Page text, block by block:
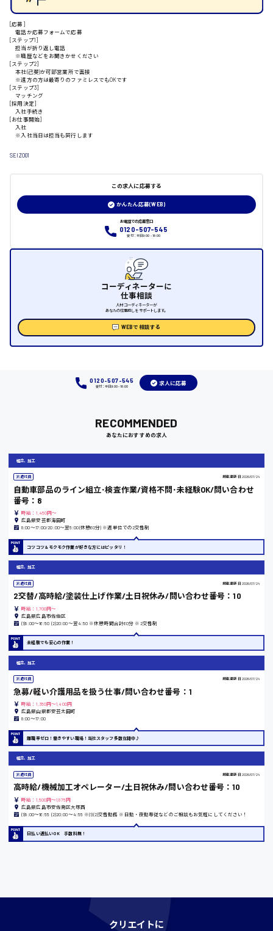
山口県
大竹市
竹原市
東京都
島根県
愛知県
宮城県
神奈川県
日給制すべて
時給1300円〜
[応募]
電話か応募フォームで応募
[ステップ1]
担当が折り返し電話
※職歴などをお聞きかせください
[ステップ2]
本社(己斐)か可部営業所で面接
※遠方の方は最寄りのファミレスでもOKです
[ステップ3]
マッチング
[採用決定]
入社手続き
[お仕事開始]
入社
※入社当日は担当も同行します
SEIZO01
この求人に応募する
かんたん応募(WEB)
お電話での応募窓口
0120-507-545
受付：平日9:00 - 18:00
コーディネーターに
仕事相談
人材コーディネーターが
あなたの仕事探しをサポートします。
WEBで相談する
0120-507-545
受付：平日9:00 - 18:00
求人に応募
RECOMMENDED
あなたにおすすめの求人
組立、加工
派遣社員 掲載更新日 2026/07/24
自動車部品のライン組立･検査作業/資格不問･未経験OK/問い合わせ
番号：8
時給：1,450円～
広島県安芸郡海田町
8:00〜17:00/20:00〜翌5:00(休憩60分) ※週単位での2交替制
コツコツ＆モクモク作業が好きな方にはピッタリ！
組立、加工
派遣社員 掲載更新日 2026/07/24
2交替/高時給/塗装仕上げ作業/土日祝休み/問い合わせ番号：10
時給：1,700円～
広島県広島市佐伯区
(1)8:00〜16:50 (2)20:00〜翌4:50 ※休憩時間合計60分 ※2交替制
未経験でも安心の作業！
組立、加工
派遣社員 掲載更新日 2026/07/24
急募/軽い介護用品を扱う仕事/問い合わせ番号：1
時給：1,350円～1,400円
広島県山県郡安芸太田町
8:00〜17:00
離職率ゼロ！働きやすい職場！当社スタッフ多数在籍中♪
組立、加工
派遣社員 掲載更新日 2026/07/24
高時給/機械加工オペレーター/土日祝休み/問い合わせ番号：10
時給：1,500円～1,875円
広島県広島市安佐南区大塚西
(1)8:00〜16:55 (2)20:00〜4:55 ※(1)(2)交替勤務 ※日勤・夜勤専従などのご相談もお気軽にしてください！
日払い週払いOK 手数料無！
クリエイトに